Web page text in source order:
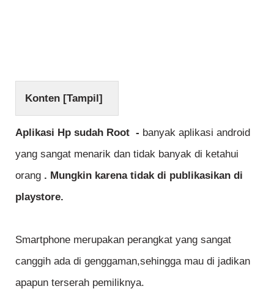
Konten [Tampil]
Aplikasi Hp sudah Root - banyak aplikasi android
yang sangat menarik dan tidak banyak di ketahui
orang . Mungkin karena tidak di publikasikan di
playstore.
Smartphone merupakan perangkat yang sangat
canggih ada di genggaman,sehingga mau di jadikan
apapun terserah pemiliknya.